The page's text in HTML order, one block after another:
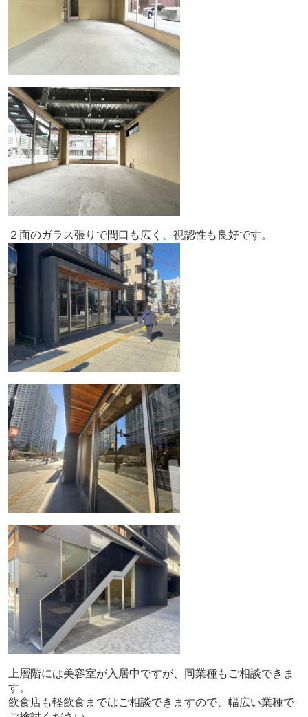
２面のガラス張りで間口も広く、視認性も良好です。
上層階には美容室が入居中ですが、同業種もご相談できま
す。
飲食店も軽飲食まではご相談できますので、幅広い業種で